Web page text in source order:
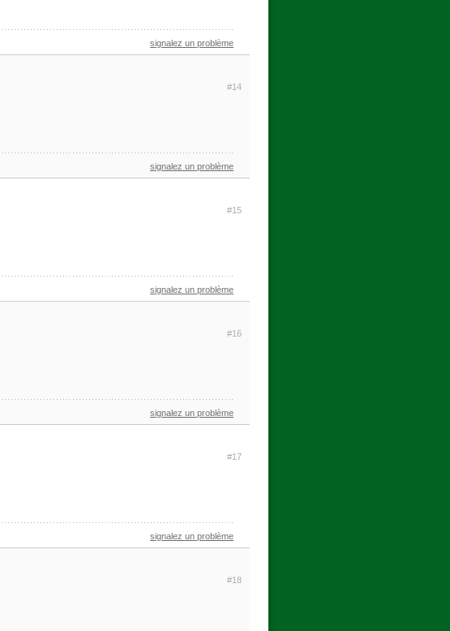
signalez un problème
#14
signalez un problème
#15
signalez un problème
#16
signalez un problème
#17
signalez un problème
#18